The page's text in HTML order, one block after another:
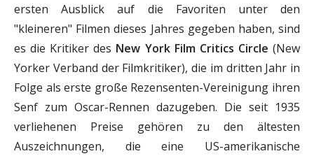
ersten Ausblick auf die Favoriten unter den
"kleineren" Filmen dieses Jahres gegeben haben, sind
es die Kritiker des New York Film Critics Circle (New
Yorker Verband der Filmkritiker), die im dritten Jahr in
Folge als erste große Rezensenten-Vereinigung ihren
Senf zum Oscar-Rennen dazugeben. Die seit 1935
verliehenen Preise gehören zu den ältesten
Auszeichnungen, die eine US-amerikanische